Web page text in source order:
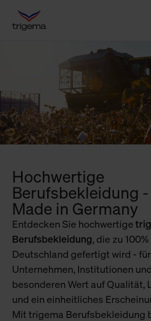
Hochwertige
Berufsbekleidung -
Made in Germany
Entdecken Sie hochwertige
Berufsbekleidung, die zu 100%
Deutschland gefertigt wird - für
Unternehmen, Institutionen
besonderen Wert auf Qualität,
und ein einheitliches
Mit trigema Berufsbekleidung